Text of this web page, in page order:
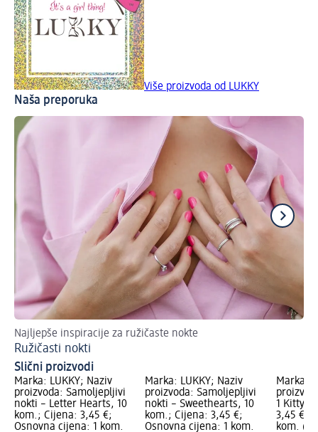
Više proizvoda od LUKKY
Naša preporuka
Najljepše inspiracije za ružičaste nokte
Ružičasti nokti
Slični proizvodi
Marka: LUKKY; Naziv
proizvoda: Samoljepljivi
nokti – Letter Hearts, 10
kom.; Cijena: 3,45 €;
Osnovna cijena: 1 kom.
Marka: LUKKY; Naziv
proizvoda: Samoljepljivi
nokti – Sweethearts, 10
kom.; Cijena: 3,45 €;
Osnovna cijena: 1 kom.
Marka:
1 Kitty,
3,45 €;
kom.